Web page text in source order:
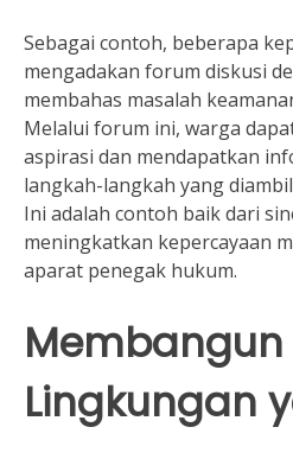
Sebagai contoh, beberapa
mengadakan forum diskusi
membahas masalah
Melalui forum ini, warga
aspirasi dan mendapatkan
langkah-langkah yang
Ini adalah contoh baik dari
meningkatkan kepercayaan
aparat penegak hukum.
Membangun
Lingkungan